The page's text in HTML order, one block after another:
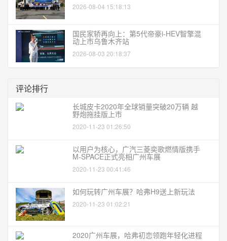
2026-08-04 15:18:13
国民家轿再向上：第5代帝豪i-HEV智擎混
动上市乌鲁木齐站
2026-08-03 20:18:37
评论排行
长城皮卡2020年全球销量突破20万辆 越
野炮拖挂版上市
2020-11-23 01:26:50
以用户为核心，广汽三菱奕歌燃情版携手
M-SPACE正式亮相广州车展
2020-11-23 00:41:46
如何玩转广州车展？哈弗H9送上新玩法
2020-11-23 01:02:21
2020广州车展，哈弗初恋领跑年轻化进程